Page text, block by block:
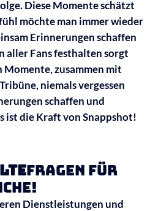
Diese Momente schätzt
möchte man immer wieder
Erinnerungen schaffen
aller Fans festhalten sorgt
Momente, zusammen mit
niemals vergessen
schaffen und
ist die Kraft von Snappshot!
Fragen für
Dienstleistungen und